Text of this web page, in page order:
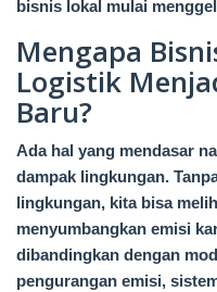
bisnis lokal mulai
Mengapa
Logistik
Baru?
Ada hal yang mendasar
dampak lingkungan.
lingkungan, kita bisa
menyumbangkan emisi
dibandingkan dengan
pengurangan emisi,